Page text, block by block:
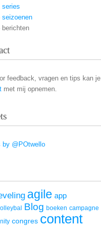
series
seizoenen
berichten
feedback, vragen en tips kan je
met mij opnemen.
by @POtwello
agile app
Blog boeken campagne
congres content